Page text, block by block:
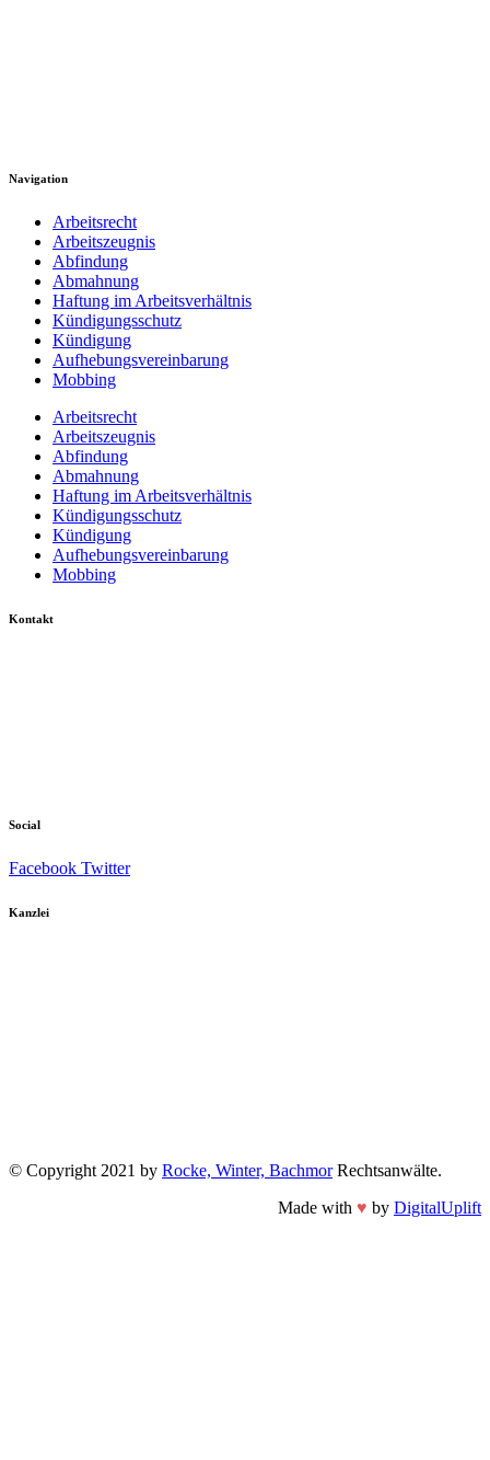
Navigation
Arbeitsrecht
Arbeitszeugnis
Abfindung
Abmahnung
Haftung im Arbeitsverhältnis
Kündigungsschutz
Kündigung
Aufhebungsvereinbarung
Mobbing
Arbeitsrecht
Arbeitszeugnis
Abfindung
Abmahnung
Haftung im Arbeitsverhältnis
Kündigungsschutz
Kündigung
Aufhebungsvereinbarung
Mobbing
Kontakt
Social
Facebook Twitter
Kanzlei
© Copyright 2021 by Rocke, Winter, Bachmor Rechtsanwälte.
Made with ♥ by DigitalUplift